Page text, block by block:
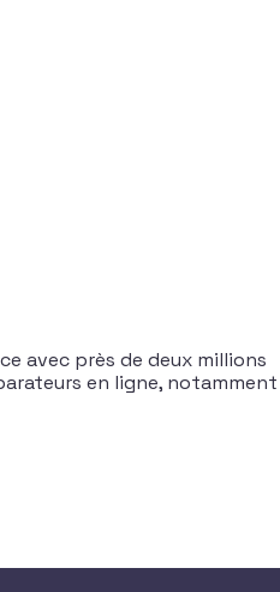
avec près de deux millions
en ligne, notamment